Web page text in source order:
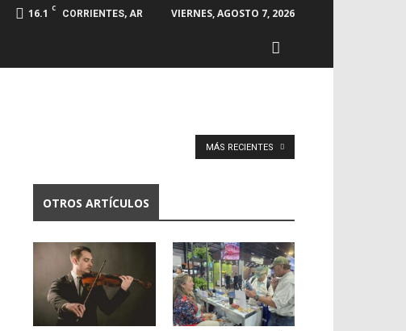
16.1 C
CORRIENTES, AR VIERNES, AGOSTO 7, 2026
MÁS RECIENTES
OTROS ARTÍCULOS